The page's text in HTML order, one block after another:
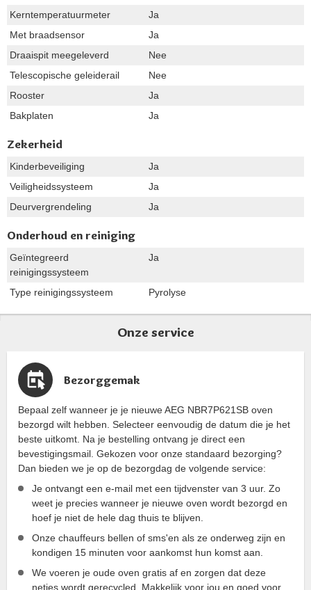
Kerntemperatuurmeter
Ja
Met braadsensor
Ja
Draaispit meegeleverd
Nee
Telescopische geleiderail
Nee
Rooster
Ja
Bakplaten
Ja
Zekerheid
Kinderbeveiliging
Ja
Veiligheidssysteem
Ja
Deurvergrendeling
Ja
Onderhoud en reiniging
Geïntegreerd
reinigingssysteem
Ja
Type reinigingssysteem Pyrolyse
Onze service
Bezorggemak
Bepaal zelf wanneer je je nieuwe AEG NBR7P621SB oven
bezorgd wilt hebben. Selecteer eenvoudig de datum die je het
beste uitkomt. Na je bestelling ontvang je direct een
bevestigingsmail. Gekozen voor onze standaard bezorging?
Dan bieden we je op de bezorgdag de volgende service:
Je ontvangt een e-mail met een tijdvenster van 3 uur. Zo
weet je precies wanneer je nieuwe oven wordt bezorgd en
hoef je niet de hele dag thuis te blijven.
Onze chauffeurs bellen of sms'en als ze onderweg zijn en
kondigen 15 minuten voor aankomst hun komst aan.
We voeren je oude oven gratis af en zorgen dat deze
netjes wordt gerecycled. Makkelijk voor jou en goed voor